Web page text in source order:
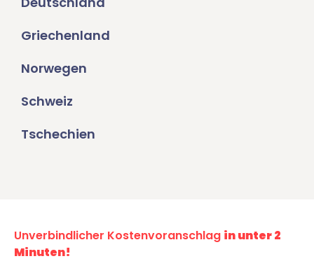
Griechenland
Norwegen
Schweiz
Tschechien
Unverbindlicher Kostenvoranschlag in unter 2
Minuten!